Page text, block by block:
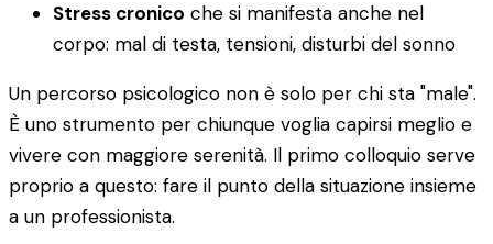
Stress cronico che si manifesta anche nel
corpo: mal di testa, tensioni, disturbi del sonno
Un percorso psicologico non è solo per chi sta "male".
È uno strumento per chiunque voglia capirsi meglio e
vivere con maggiore serenità. Il primo colloquio serve
proprio a questo: fare il punto della situazione insieme
a un professionista.